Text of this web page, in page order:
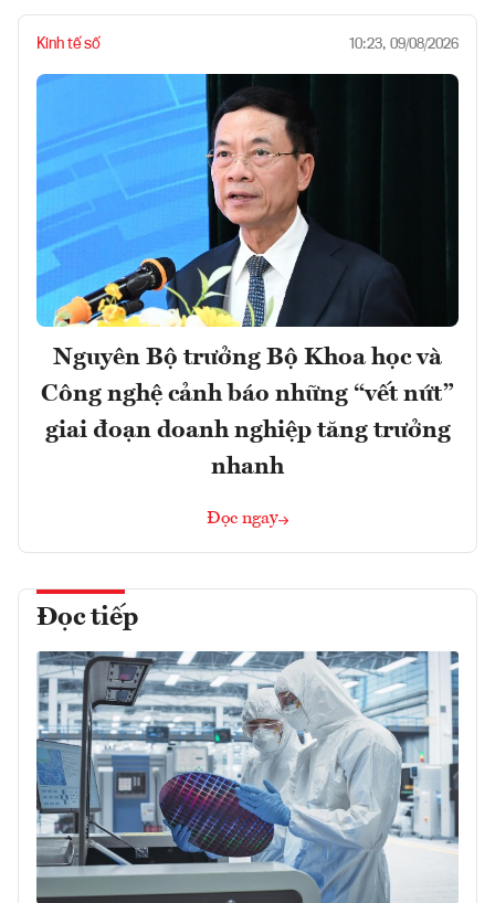
Kinh tế số 10:23, 09/08/2026
Nguyên Bộ trưởng Bộ Khoa học và
Công nghệ cảnh báo những “vết nứt”
giai đoạn doanh nghiệp tăng trưởng
nhanh
Đọc ngay
Đọc tiếp